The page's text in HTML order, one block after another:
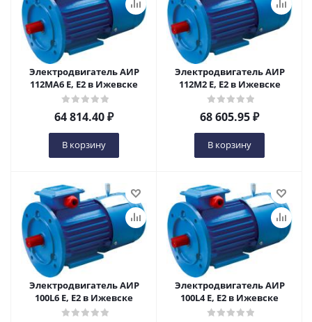
Электродвигатель АИР
112МА6 Е, Е2 в Ижевске
64 814.40₽
В корзину
Электродвигатель АИР
112М2 Е, Е2 в Ижевске
68 605.95₽
В корзину
Электродвигатель АИР
100L6 Е, Е2 в Ижевске
Электродвигатель АИР
100L4 Е, Е2 в Ижевске